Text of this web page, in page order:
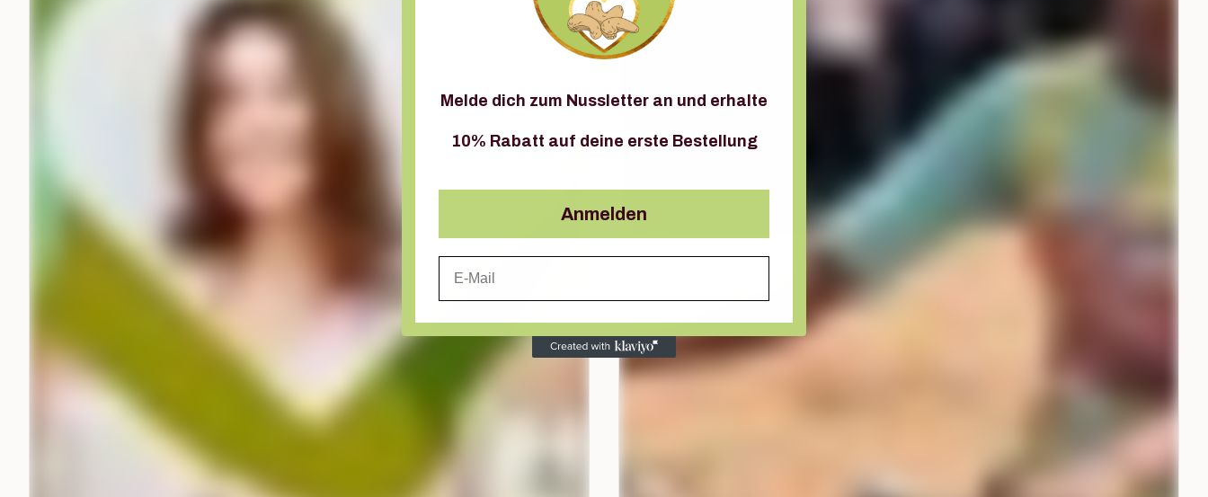
Melde dich zum Nussletter an und erhalte
10% Rabatt auf deine erste Bestellung
Anmelden